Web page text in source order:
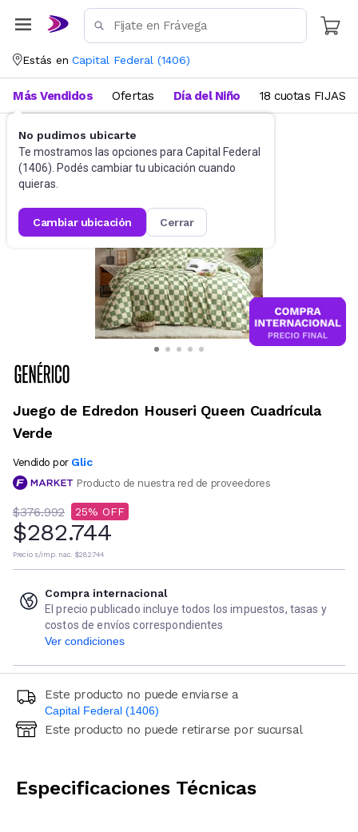
Estás en Capital Federal (1406)
No pudimos ubicarte
Te mostramos las opciones para Capital Federal
(1406). Podés cambiar tu ubicación cuando
quieras.
cambiar ubicación cerrar
Más Vendidos Ofertas Día del Niño 18 cuotas FIJAS
Ropa de cama Edredones
Juego de Edredon Houseri Queen Cuadrícula
Verde
Vendido por Glic
Producto de nuestra red de proveedores
$376.992 25
$282.744
Precio s/imp. nac. $282.744
Compra internacional
El precio publicado incluye todos los impuestos, tasas y
costos de envíos correspondientes
Ver condiciones
Este producto no puede enviarse a
Capital Federal (1406)
Ingresá código postal (sólo números)
Este producto no puede retirarse por sucursal
Especificaciones Técnicas